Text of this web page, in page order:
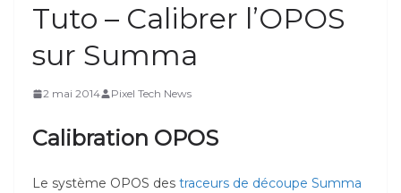
Tuto – Calibrer l’OPOS
sur Summa
2 mai 2014 Pixel Tech News
Calibration OPOS
Le système OPOS des traceurs de découpe Summa